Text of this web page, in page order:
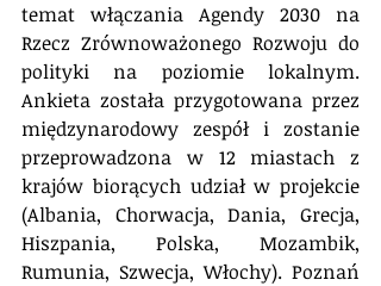
temat włączania Agendy 2030 na
Rzecz Zrównoważonego Rozwoju do
polityki na poziomie lokalnym.
Ankieta została przygotowana przez
międzynarodowy zespół i zostanie
przeprowadzona w 12 miastach z
krajów biorących udział w projekcie
(Albania, Chorwacja, Dania, Grecja,
Hiszpania, Polska, Mozambik,
Rumunia, Szwecja, Włochy). Poznań